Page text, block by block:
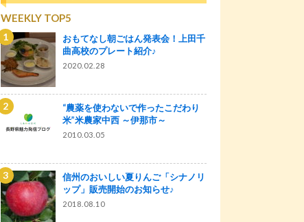
WEEKLY TOP5
おもてなし朝ごはん発表会！上田千
曲高校のプレート紹介♪
2020.02.28
“農薬を使わないで作ったこだわり
米”米農家中西 ～伊那市～
2010.03.05
信州のおいしい夏りんご「シナノリ
ップ」販売開始のお知らせ♪
2018.08.10